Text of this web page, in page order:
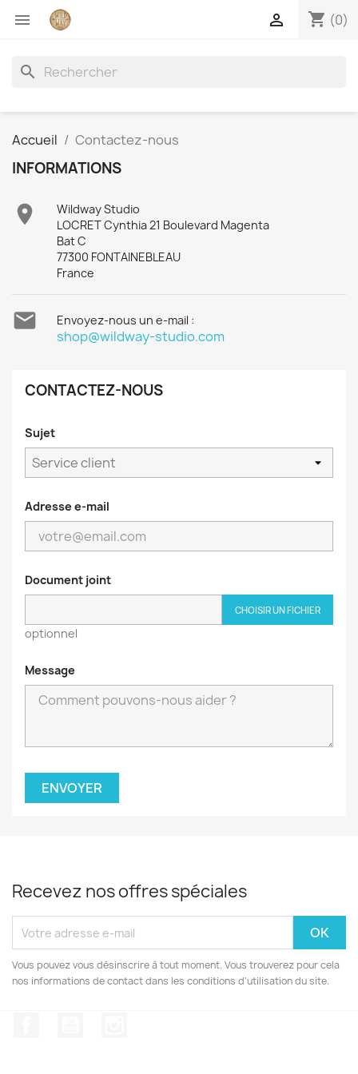
 shopping_cart (0)

search
Accueil Contactez-nous
INFORMATIONS

Wildway Studio
LOCRET Cynthia 21 Boulevard Magenta
Bat C
77300 FONTAINEBLEAU
France
 Envoyez-nous un e-mail :
shop@wildway-studio.com
CONTACTEZ-NOUS
Sujet
Adresse e-mail
Document joint
CHOISIR UN FICHIER
optionnel
Message
Recevez nos offres spéciales
Vous pouvez vous désinscrire à tout moment. Vous trouverez pour cela
nos informations de contact dans les conditions d'utilisation du site.